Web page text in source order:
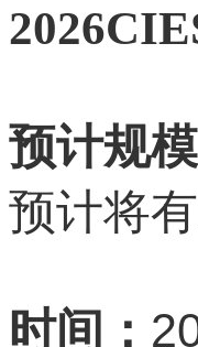
预计规模
预计将有
时间：